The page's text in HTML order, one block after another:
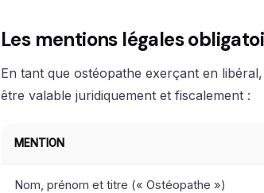
Les mentions légales
En tant que ostéopathe exerçant en
être valable juridiquement et fiscalement :
MENTION
Nom, prénom et titre (« Ostéopathe »)